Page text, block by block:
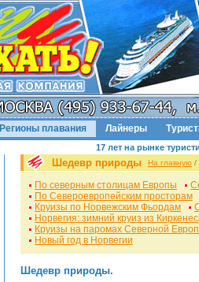
Регионы плавания Лайнеры
17 лет на рынке
Шедевр природы На главную /
По северным столицам Европы
По Североевропейским просторам
Круизы по Норвежским Фьордам
Норвегия: зимний круиз из
Круизы на паромах Северной
Новый год в Норвегии
Шедевр природы.